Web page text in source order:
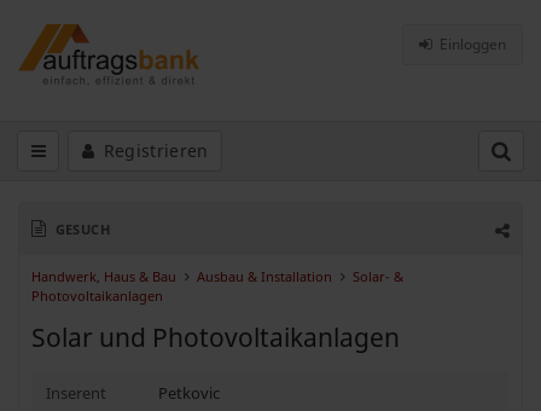
Einloggen
Registrieren
GESUCH
Handwerk, Haus & Bau Ausbau & Installation
Solar- &
Photovoltaikanlagen
Solar und Photovoltaikanlagen
Inserent Petkovic